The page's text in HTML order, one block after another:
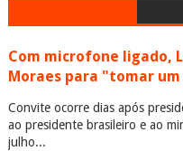
Com microfone ligado,
Moraes para "tomar
Convite ocorre dias após
ao presidente brasileiro e ao
julho...